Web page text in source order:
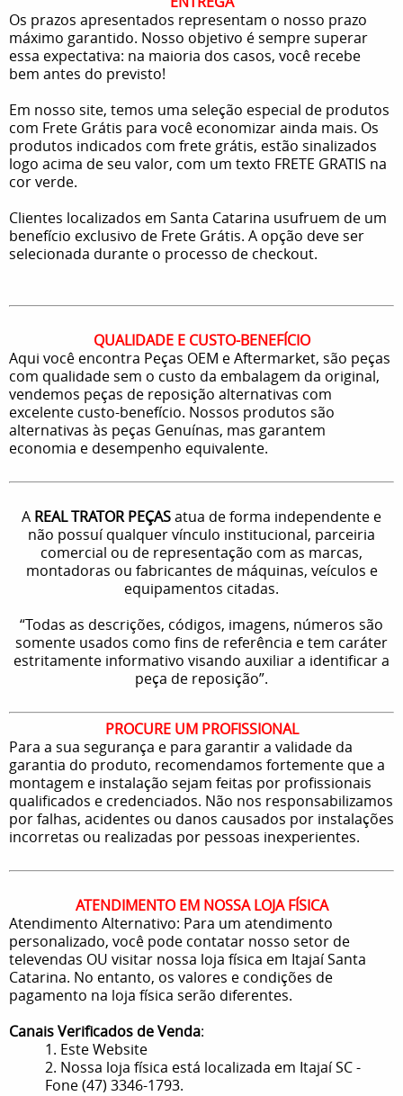
Os prazos apresentados representam o nosso prazo
máximo garantido. Nosso objetivo é sempre superar
essa expectativa: na maioria dos casos, você recebe
bem antes do previsto!
Em nosso site, temos uma seleção especial de produtos
com Frete Grátis para você economizar ainda mais. Os
produtos indicados com frete grátis, estão sinalizados
logo acima de seu valor, com um texto FRETE GRATIS na
cor verde.
Clientes localizados em Santa Catarina usufruem de um
benefício exclusivo de Frete Grátis. A opção deve ser
selecionada durante o processo de checkout.
QUALIDADE E CUSTO-BENEFÍCIO
Aqui você encontra Peças OEM e Aftermarket, são peças
com qualidade sem o custo da embalagem da original,
vendemos peças de reposição alternativas com
excelente custo-benefício. Nossos produtos são
alternativas às peças Genuínas, mas garantem
economia e desempenho equivalente.
A REAL TRATOR PEÇASatua de forma independente e
não possuí qualquer vínculo institucional, parceiria
comercial ou de representação com as marcas,
montadoras ou fabricantes de máquinas, veículos e
equipamentos citadas.
“Todas as descrições, códigos, imagens, números são
somente usados como fins de referência e tem caráter
estritamente informativo visando auxiliar a identificar a
peça de reposição”.
PROCURE UM PROFISSIONAL
Para a sua segurança e para garantir a validade da
garantia do produto, recomendamos fortemente que a
montagem e instalação sejam feitas por profissionais
qualificados e credenciados. Não nos responsabilizamos
por falhas, acidentes ou danos causados por instalações
incorretas ou realizadas por pessoas inexperientes.
ATENDIMENTO EM NOSSA LOJA FÍSICA
Atendimento Alternativo: Para um atendimento
personalizado, você pode contatar nosso setor de
televendas OU visitar nossa loja física em Itajaí Santa
Catarina. No entanto, os valores e condições de
pagamento na loja física serão diferentes.
Canais Verificados de Venda:
1. Este Website
2. Nossa loja física está localizada em Itajaí SC -
Fone (47) 3346-1793.